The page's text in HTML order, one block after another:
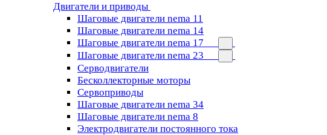
Двигатели и приводы
Шаговые двигатели nema 11
Шаговые двигатели nema 14
Шаговые двигатели nema 17
Шаговые двигатели nema 23
Cерводвигатели
Бесколлекторные моторы
Сервоприводы
Шаговые двигатели nema 34
Шаговые двигатели nema 8
Электродвигатели постоянного тока